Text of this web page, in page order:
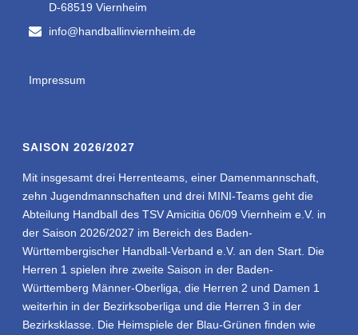
D-68519 Viernheim
info@handballinviernheim.de
Impressum
SAISON 2026/2027
Mit insgesamt drei Herrenteams, einer Damenmannschaft,
zehn Jugendmannschaften und drei MINI-Teams geht die
Abteilung Handball des TSV Amicitia 06/09 Viernheim e.V. in
der Saison 2026/2027 im Bereich des Baden-
Württembergischer Handball-Verband e.V. an den Start. Die
Herren 1 spielen ihre zweite Saison in der Baden-
Württemberg Männer-Oberliga, die Herren 2 und Damen 1
weiterhin in der Bezirksoberliga und die Herren 3 in der
Bezirksklasse. Die Heimspiele der Blau-Grünen finden wie